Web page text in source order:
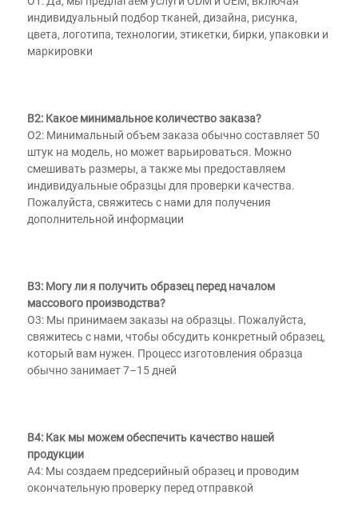
индивидуальный подбор тканей, дизайна, рисунка,
цвета, логотипа, технологии, этикетки, бирки, упаковки и
маркировки
В2: Какое минимальное количество заказа?
О2: Минимальный объем заказа обычно составляет 50
штук на модель, но может варьироваться. Можно
смешивать размеры, а также мы предоставляем
индивидуальные образцы для проверки качества.
Пожалуйста, свяжитесь с нами для получения
дополнительной информации
В3: Могу ли я получить образец перед началом
массового производства?
О3: Мы принимаем заказы на образцы. Пожалуйста,
свяжитесь с нами, чтобы обсудить конкретный образец,
который вам нужен. Процесс изготовления образца
обычно занимает 7–15 дней
В4: Как мы можем обеспечить качество нашей
продукции
A4: Мы создаем предсерийный образец и проводим
окончательную проверку перед отправкой